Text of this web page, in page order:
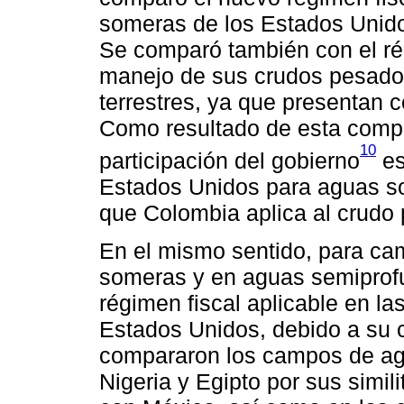
someras de los Estados
Se comparó también con el
manejo de sus crudos
terrestres, ya que presentan
Como resultado de esta
participación del gobierno10
Estados Unidos para aguas
que Colombia aplica al crudo
En el mismo sentido, para
someras y en aguas
régimen fiscal aplicable en
Estados Unidos, debido a su
compararon los campos de
Nigeria y Egipto por sus